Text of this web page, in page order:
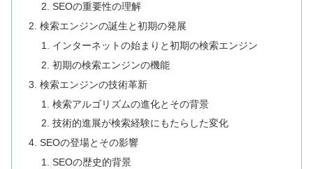
SEOの重要性の理解
検索エンジンの誕生と初期の発展
インターネットの始まりと初期の検索エンジン
初期の検索エンジンの機能
検索エンジンの技術革新
検索アルゴリズムの進化とその背景
技術的進展が検索経験にもたらした変化
SEOの登場とその影響
SEOの歴史的背景